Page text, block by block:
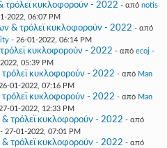
τρόλεϊ κυκλοφορούν - 2022 - από notis
2022, 06:07 PM
& τρόλεϊ κυκλοφορούν - 2022 - από
- 26-01-2022, 06:14 PM
κυκλοφορούν - 2022 - από ecoj -
05:39 PM
τρόλεϊ κυκλοφορούν - 2022 - από Man
01-2022, 07:16 PM
τρόλεϊ κυκλοφορούν - 2022 - από Man
01-2022, 12:33 PM
& τρόλεϊ κυκλοφορούν - 2022 - από
- 27-01-2022, 07:01 PM
& τρόλεϊ κυκλοφορούν - 2022 - από